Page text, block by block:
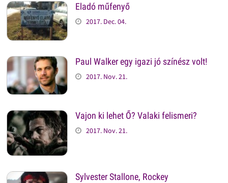
Eladó műfenyő
2017. Dec. 04.
Paul Walker egy igazi jó színész volt!
2017. Nov. 21.
Vajon ki lehet Ő? Valaki felismeri?
2017. Nov. 21.
Sylvester Stallone, Rockey